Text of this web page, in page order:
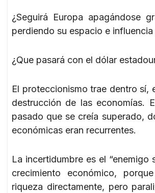
¿Seguirá Europa apagándose
perdiendo su espacio e influencia
¿Que pasará con el dólar
El proteccionismo trae dentro sí,
destrucción de las economías.
pasado que se creía superado,
económicas eran recurrentes.
La incertidumbre es el “enemigo
crecimiento económico,
riqueza directamente, pero